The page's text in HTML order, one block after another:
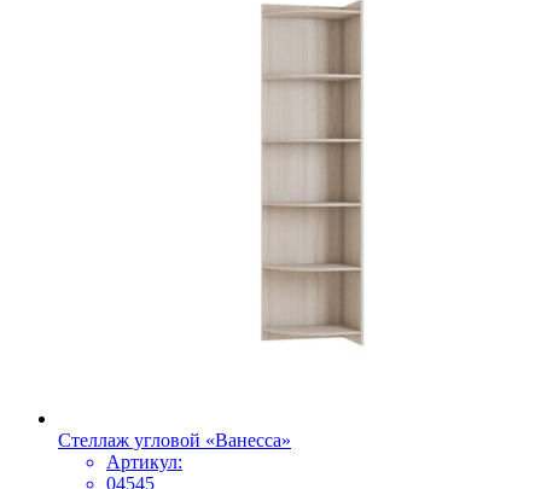
Стеллаж угловой «Ванесса»
Артикул:
04545